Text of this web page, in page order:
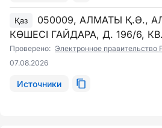
Қаз
050009, АЛМАТЫ Қ.Ә.,
КӨШЕСІ ГАЙДАРА, Д. 196/6,
Проверено: Электронное правительство
07.08.2026
Источники